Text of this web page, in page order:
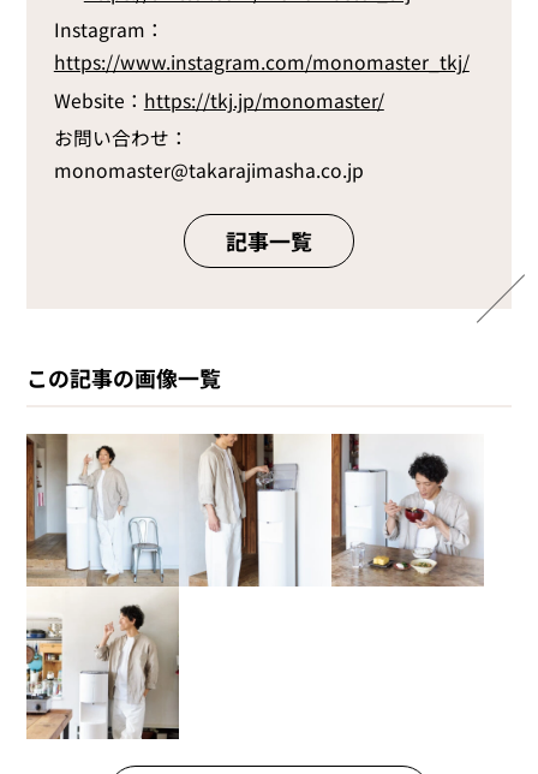
Instagram：
https://www.instagram.com/monomaster_tkj/
Website： https://tkj.jp/monomaster/
お問い合わせ：
monomaster@takarajimasha.co.jp
記事一覧
この記事の画像一覧